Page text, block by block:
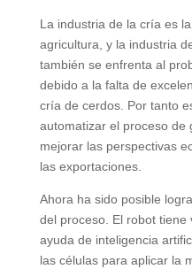
La industria de la cría es
agricultura, y la industria
también se enfrenta al
debido a la falta de
cría de cerdos. Por tanto
automatizar el proceso de
mejorar las perspectivas
las exportaciones.
Ahora ha sido posible
del proceso. El robot tiene
ayuda de inteligencia
las células para aplicar la